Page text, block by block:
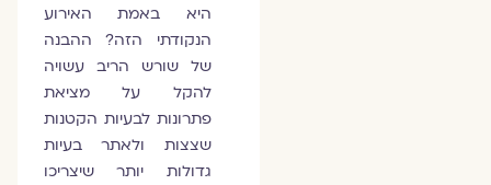
היא באמת האירוע
הנקודתי הזה? ההבנה
של שורש הריב עשויה
להקל על מציאת
פתרונות לבעיות הקטנות
שצצות ולאתר בעיות
גדולות יותר שיצריכו